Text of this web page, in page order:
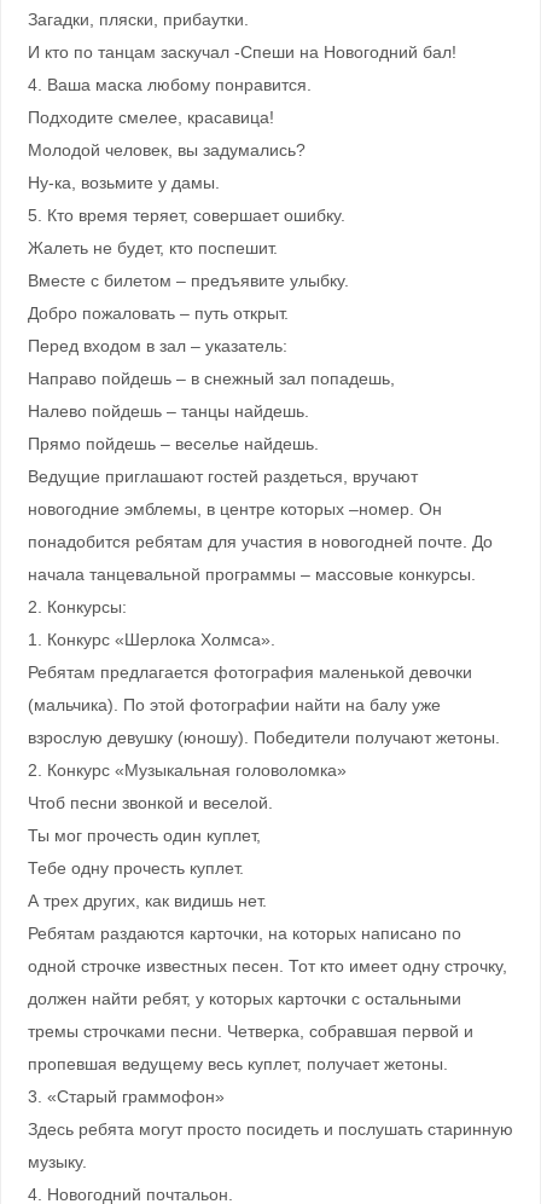
Загадки, пляски, прибаутки.
И кто по танцам заскучал -Спеши на Новогодний бал!
4. Ваша маска любому понравится.
Подходите смелее, красавица!
Молодой человек, вы задумались?
Ну-ка, возьмите у дамы.
5. Кто время теряет, совершает ошибку.
Жалеть не будет, кто поспешит.
Вместе с билетом – предъявите улыбку.
Добро пожаловать – путь открыт.
Перед входом в зал – указатель:
Направо пойдешь – в снежный зал попадешь,
Налево пойдешь – танцы найдешь.
Прямо пойдешь – веселье найдешь.
Ведущие приглашают гостей раздеться, вручают
новогодние эмблемы, в центре которых –номер. Он
понадобится ребятам для участия в новогодней почте. До
начала танцевальной программы – массовые конкурсы.
2. Конкурсы:
1. Конкурс «Шерлока Холмса».
Ребятам предлагается фотография маленькой девочки
(мальчика). По этой фотографии найти на балу уже
взрослую девушку (юношу). Победители получают жетоны.
2. Конкурс «Музыкальная головоломка»
Чтоб песни звонкой и веселой.
Ты мог прочесть один куплет,
Тебе одну прочесть куплет.
А трех других, как видишь нет.
Ребятам раздаются карточки, на которых написано по
одной строчке известных песен. Тот кто имеет одну строчку,
должен найти ребят, у которых карточки с остальными
тремы строчками песни. Четверка, собравшая первой и
пропевшая ведущему весь куплет, получает жетоны.
3. «Старый граммофон»
Здесь ребята могут просто посидеть и послушать старинную
музыку.
4. Новогодний почтальон.